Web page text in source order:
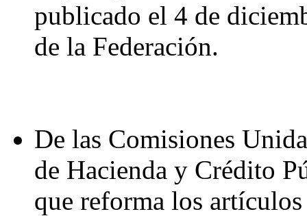
publicado el 4 de
de la Federación.
De las Comisiones
de Hacienda y Crédito
que reforma los